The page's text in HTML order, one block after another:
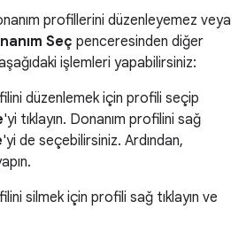
profillerini düzenleyemez veya
Seç penceresinden diğer
işlemleri yapabilirsiniz:
düzenlemek için profili seçip
'yi tıklayın. Donanım profilini sağ
'yi de seçebilirsiniz. Ardından,
silmek için profili sağ tıklayın ve